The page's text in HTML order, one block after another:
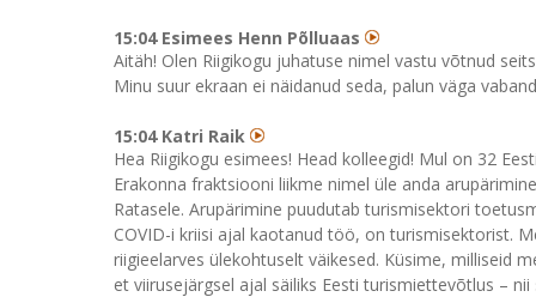
15:04 Esimees Henn Põlluaas
Aitäh! Olen Riigikogu juhatuse nimel vastu võtnud
Minu suur ekraan ei näidanud seda, palun väga
15:04 Katri Raik
Hea Riigikogu esimees! Head kolleegid! Mul on 32
Erakonna fraktsiooni liikme nimel üle anda
Ratasele. Arupärimine puudutab turismisektori
COVID-i kriisi ajal kaotanud töö, on turismisektorist.
riigieelarves ülekohtuselt väikesed. Küsime, milliseid
et viirusejärgsel ajal säiliks Eesti turismiettevõtlus –